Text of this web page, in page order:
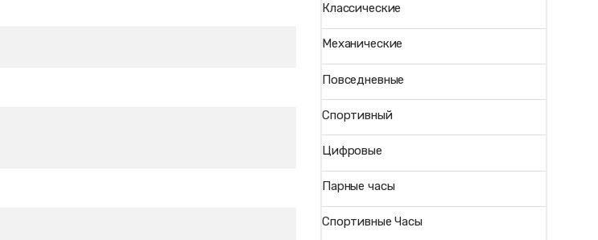
Классические
Механические
Повседневные
Спортивный
Цифровые
Парные часы
Спортивные Часы